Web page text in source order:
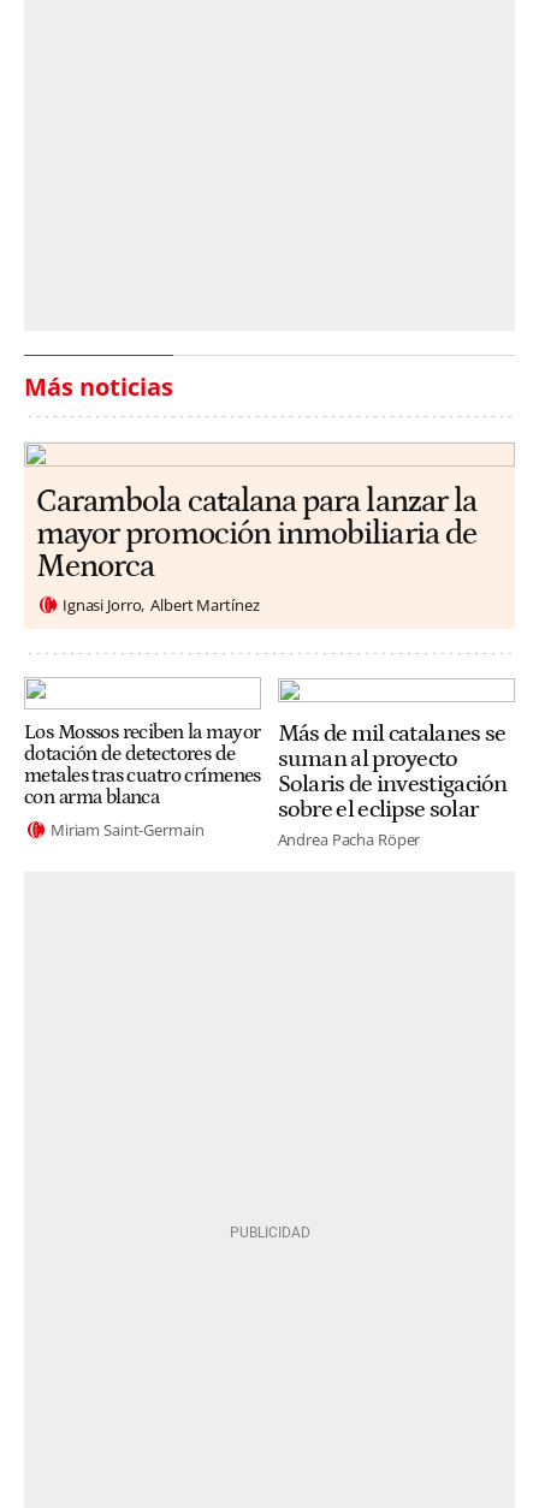
Más noticias
Carambola catalana para lanzar la
mayor promoción inmobiliaria de
Menorca
Ignasi Jorro Albert Martínez
Los Mossos reciben la mayor
dotación de detectores de
metales tras cuatro crímenes
con arma blanca
Miriam Saint-Germain
Más de mil catalanes se
suman al proyecto
Solaris de investigación
sobre el eclipse solar
Andrea Pacha Röper